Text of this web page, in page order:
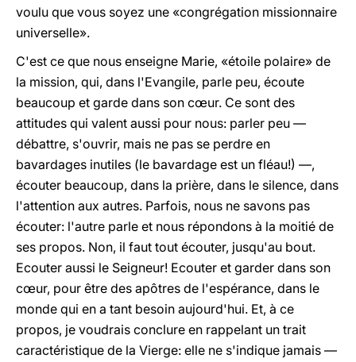
voulu que vous soyez une «congrégation missionnaire
universelle».
C'est ce que nous enseigne Marie, «étoile polaire» de
la mission, qui, dans l'Evangile, parle peu, écoute
beaucoup et garde dans son cœur. Ce sont des
attitudes qui valent aussi pour nous: parler peu —
débattre, s'ouvrir, mais ne pas se perdre en
bavardages inutiles (le bavardage est un fléau!) —,
écouter beaucoup, dans la prière, dans le silence, dans
l'attention aux autres. Parfois, nous ne savons pas
écouter: l'autre parle et nous répondons à la moitié de
ses propos. Non, il faut tout écouter, jusqu'au bout.
Ecouter aussi le Seigneur! Ecouter et garder dans son
cœur, pour être des apôtres de l'espérance, dans le
monde qui en a tant besoin aujourd'hui. Et, à ce
propos, je voudrais conclure en rappelant un trait
caractéristique de la Vierge: elle ne s'indique jamais —